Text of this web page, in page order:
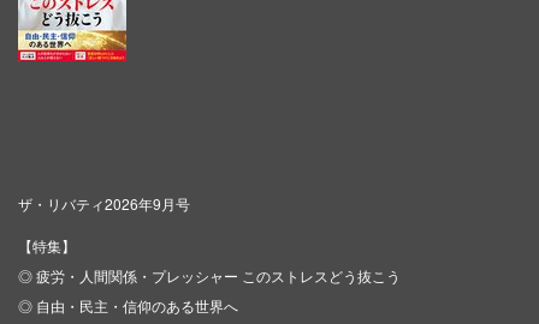
ザ・リバティ2026年9月号
【特集】
◎ 疲労・人間関係・プレッシャー このストレスどう抜こう
◎ 自由・民主・信仰のある世界へ